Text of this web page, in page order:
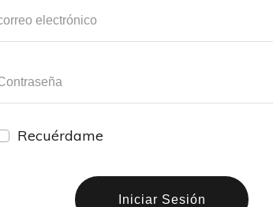
Recuérdame
Iniciar Sesión